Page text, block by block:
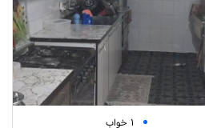
1 خواب